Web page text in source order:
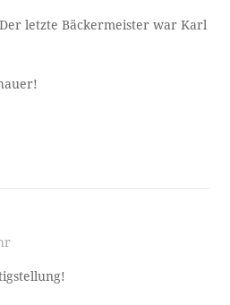
letzte Bäckermeister war Karl